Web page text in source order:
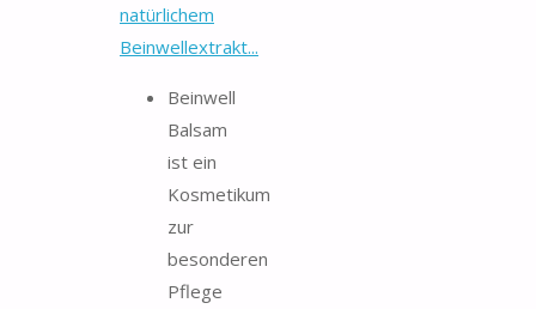
natürlichem
Beinwellextrakt...
Beinwell
Balsam
ist ein
Kosmetikum
zur
besonderen
Pflege